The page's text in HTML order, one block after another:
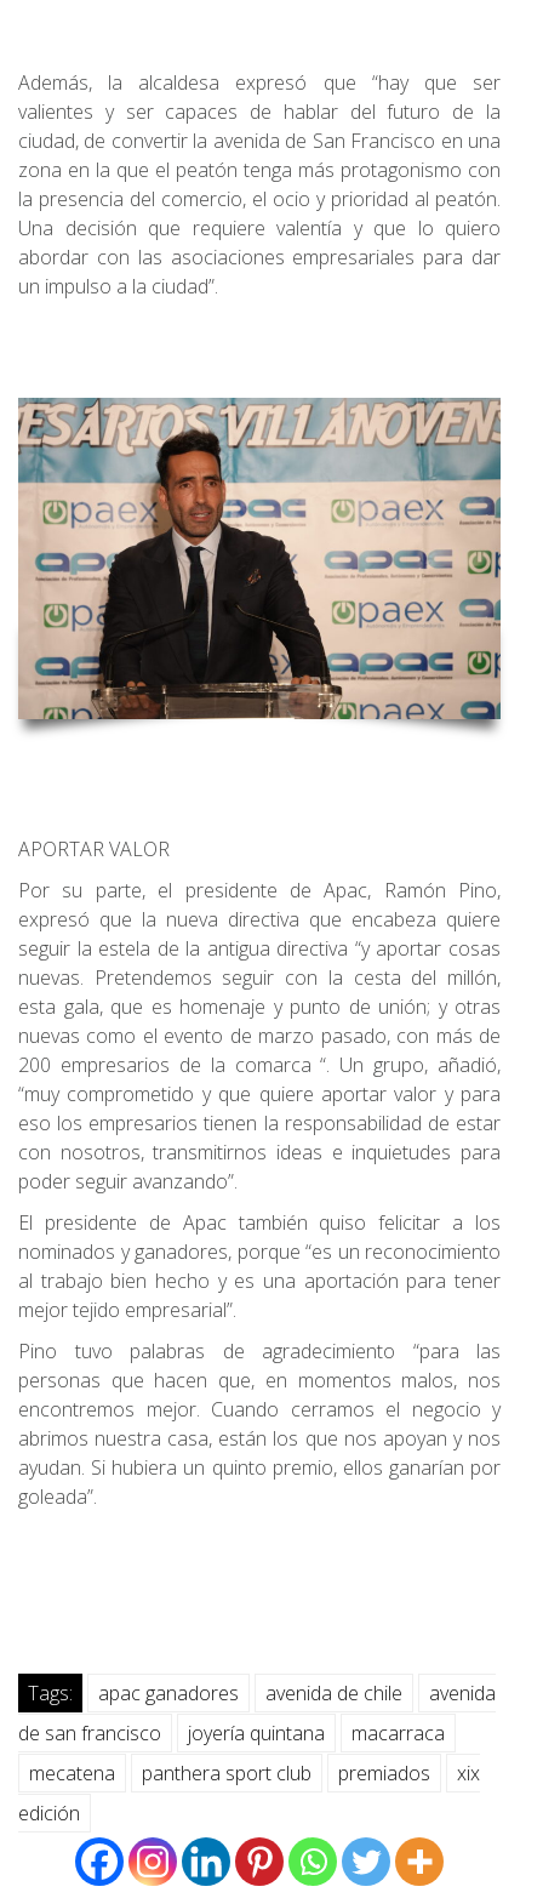
Además, la alcaldesa expresó que “hay que ser
valientes y ser capaces de hablar del futuro de la
ciudad, de convertir la avenida de San Francisco en una
zona en la que el peatón tenga más protagonismo con
la presencia del comercio, el ocio y prioridad al peatón.
Una decisión que requiere valentía y que lo quiero
abordar con las asociaciones empresariales para dar
un impulso a la ciudad”.
APORTAR VALOR
Por su parte, el presidente de Apac, Ramón Pino,
expresó que la nueva directiva que encabeza quiere
seguir la estela de la antigua directiva “y aportar cosas
nuevas. Pretendemos seguir con la cesta del millón,
esta gala, que es homenaje y punto de unión; y otras
nuevas como el evento de marzo pasado, con más de
200 empresarios de la comarca “. Un grupo, añadió,
“muy comprometido y que quiere aportar valor y para
eso los empresarios tienen la responsabilidad de estar
con nosotros, transmitirnos ideas e inquietudes para
poder seguir avanzando”.
El presidente de Apac también quiso felicitar a los
nominados y ganadores, porque “es un reconocimiento
al trabajo bien hecho y es una aportación para tener
mejor tejido empresarial”.
Pino tuvo palabras de agradecimiento “para las
personas que hacen que, en momentos malos, nos
encontremos mejor. Cuando cerramos el negocio y
abrimos nuestra casa, están los que nos apoyan y nos
ayudan. Si hubiera un quinto premio, ellos ganarían por
goleada”.
Tags: apac ganadores avenida de chile
avenida
de san francisco
joyería quintana
macarraca
mecatena
panthera sport club premiados
xix
edición